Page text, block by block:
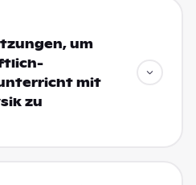
um
mit
zu